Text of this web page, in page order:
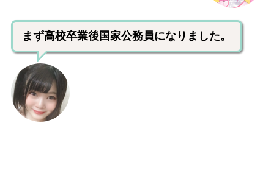
まず高校卒業後国家公務員になりました。